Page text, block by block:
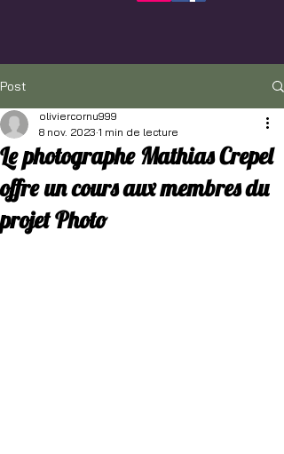
Post
Le photographe Mathias Crepel
offre un cours aux membres du
projet Photo
oliviercornu999
8 nov. 2023 1 min de lecture